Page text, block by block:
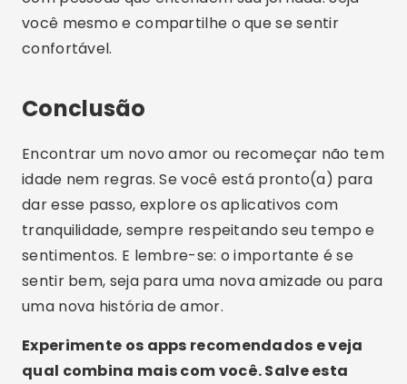
Publicidade - SpotAds
Compartilhe:
Lucas Martins
Lucas Martins tem 25 anos, é formado em
Comunicação Digital e compartilha no blog
sua paixão por tecnologia, aplicativos e o